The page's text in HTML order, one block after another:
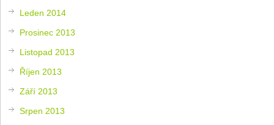
Leden 2014
Prosinec 2013
Listopad 2013
Říjen 2013
Září 2013
Srpen 2013